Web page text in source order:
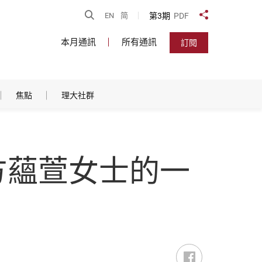
開啟搜尋
EN 简 第3期 PDF 分享到
本月通訊 所有通訊 訂閱
焦點 理大社群
萱女士的一